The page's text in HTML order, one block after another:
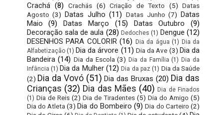
Crachá (8) Crachás (6) Criação de Texto (5) Datas
Agosto (3) Datas Julho (11) Datas Junho (7) Datas
Maio
(9) Datas Março (15) Datas Outubro
(9)
Decoração sala de aula (28) Dedoches (1) Dengue (12)
DESENHOS PARA COLORIR (16) Dia da água (1) Dia da
Alfabetização (1) Dia da árvore (11) Dia da Ave (3) Dia da
Bandeira (14) Dia da Escola (3) Dia da Família (1) Dia da
Infância (1) Dia da Mulher (12) Dia da paz (1) Dia da Saúde
(2) Dia da Vovó (51) Dia das Bruxas (20) Dia das
Crianças (32) Dia das Mães (40) Dia de Finados
(1) Dia de Reis (2) Dia de Tiradentes (5) Dia do Amigo (5)
Dia do Atleta (3) Dia do Bombeiro (9) Dia do Carteiro (2)